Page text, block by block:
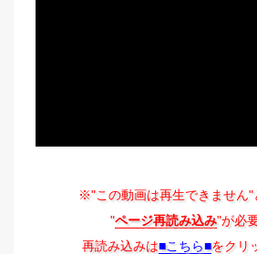
※"この動画は再生できません"
"ページ再読み込み"が必
再読み込みは■こちら■をクリ